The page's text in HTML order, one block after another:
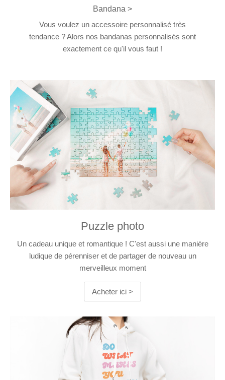
Bandana >
Vous voulez un accessoire personnalisé très
tendance ? Alors nos bandanas personnalisés sont
exactement ce qu'il vous faut !
Puzzle photo
Un cadeau unique et romantique ! C'est aussi une manière
ludique de pérenniser et de partager de nouveau un
merveilleux moment
Acheter ici >